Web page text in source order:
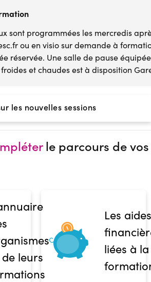
sont programmées les mercredis
ou en visio sur demande à
réservée. Une salle de pause
et chaudes est à disposition
les nouvelles sessions
le parcours de vos
leurs
Les aides
liées à la